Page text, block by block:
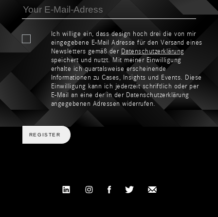
Ich willige ein, dass design hoch drei die von mir
eingegebene E-Mail Adresse für den Versand eines
Newsletters gemäß der Datenschutzerklärung
speichert und nutzt. Mit meiner Einwilligung
erhalte ich quartalsweise erscheinende
Informationen zu Cases, Insights und Events. Diese
Einwilligung kann ich jederzeit schriftlich oder per
E-Mail an eine der in der Datenschutzerklärung
angegebenen Adressen widerrufen.
REGISTER